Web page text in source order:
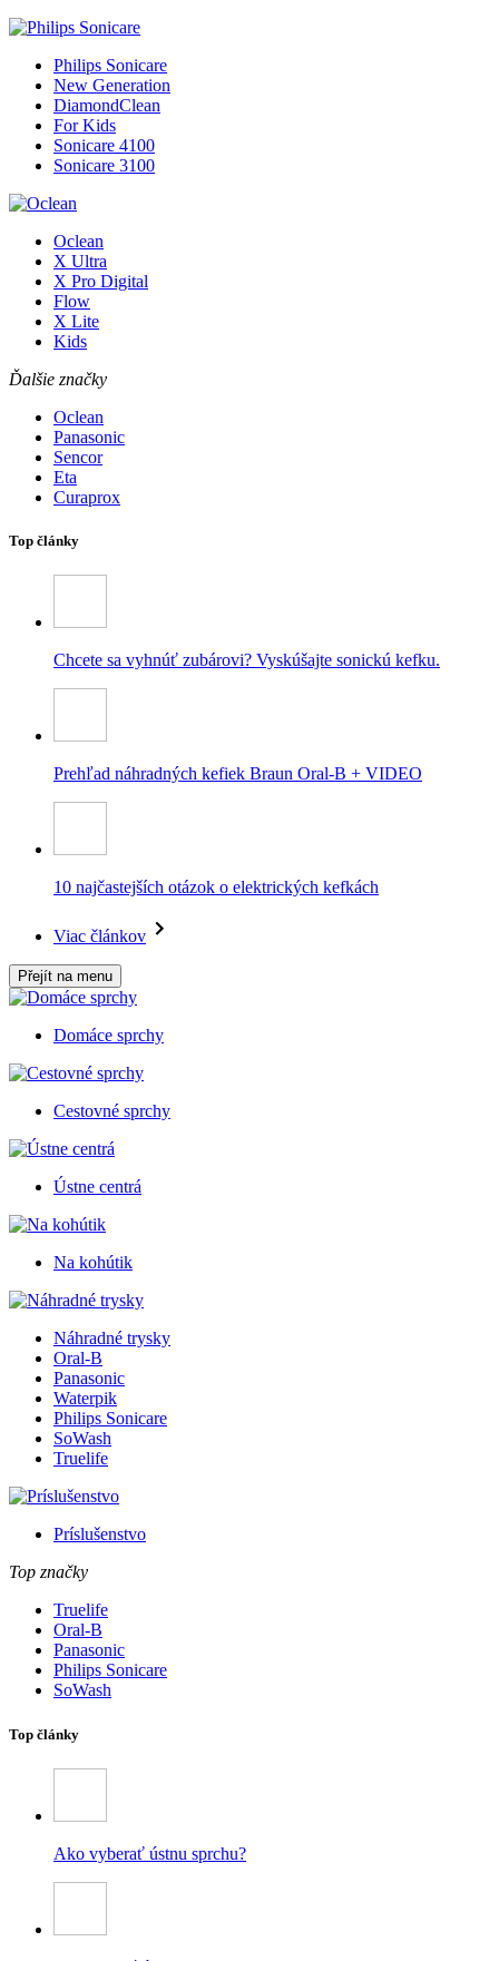
Philips Sonicare
New Generation
DiamondClean
For Kids
Sonicare 4100
Sonicare 3100
Oclean
X Ultra
X Pro Digital
Flow
X Lite
Kids
Ďalšie značky
Oclean
Panasonic
Sencor
Eta
Curaprox
Top články
Chcete sa vyhnúť zubárovi? Vyskúšajte sonickú kefku.
Prehľad náhradných kefiek Braun Oral-B + VIDEO
10 najčastejších otázok o elektrických kefkách
Viac článkov
Přejít na menu
Domáce sprchy
Cestovné sprchy
Ústne centrá
Na kohútik
Náhradné trysky
Oral-B
Panasonic
Waterpik
Philips Sonicare
SoWash
Truelife
Príslušenstvo
Top značky
Truelife
Oral-B
Panasonic
Philips Sonicare
SoWash
Top články
Ako vyberať ústnu sprchu?